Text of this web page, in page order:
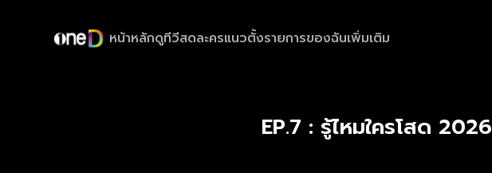
หน้าหลักดูทีวีสดละครแนวตั้งรายการของฉันเพิ่มเติม
EP.7 : รู้ไหมใครโสด 2026